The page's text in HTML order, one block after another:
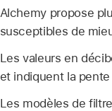
Alchemy propose
susceptibles de
Les valeurs en
et indiquent la
Les modèles de